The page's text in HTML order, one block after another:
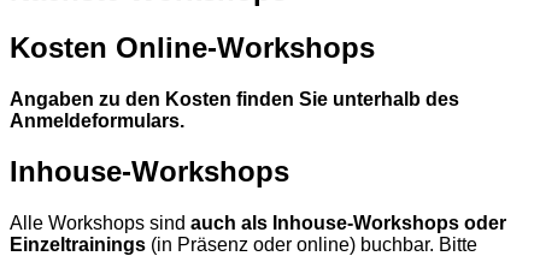
Kosten Online-Workshops
Angaben zu den Kosten finden Sie unterhalb des
Anmeldeformulars.
Inhouse-Workshops
Alle Workshops sind auch als Inhouse-Workshops oder
Einzeltrainings (in Präsenz oder online) buchbar. Bitte